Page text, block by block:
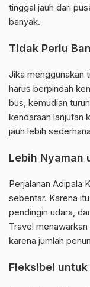
tinggal jauh dari
banyak.
Tidak Perlu
Jika menggunakan
harus berpindah
bus, kemudian
kendaraan lanjutan
jauh lebih
Lebih Nyaman
Perjalanan Adipala
sebentar. Karena
pendingin udara,
Travel
karena jumlah
Fleksibel